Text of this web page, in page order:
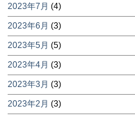
2023年7月 (4)
2023年6月 (3)
2023年5月 (5)
2023年4月 (3)
2023年3月 (3)
2023年2月 (3)